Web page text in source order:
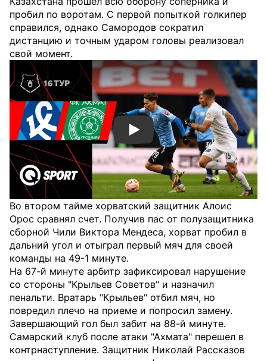
пробил по воротам. С первой попыткой голкипер
справился, однако Самородов сократил
дистанцию и точным ударом головы реализовал
свой момент.
Смотреть видео YouTube
Во втором тайме хорватский защитник Алоис
Орос сравнял счет. Получив пас от полузащитника
сборной Чили Виктора Мендеса, хорват пробил в
дальний угол и отыграл первый мяч для своей
команды на 49-1 минуте.
На 67-й минуте арбитр зафиксировал нарушение
со стороны "Крыльев Советов" и назначил
пенальти. Вратарь "Крыльев" отбил мяч, но
повредил плечо на приеме и попросил замену.
Завершающий гол был забит на 88-й минуте.
Самарский клуб после атаки "Ахмата" перешел в
контрнаступление. Защитник Николай Рассказов